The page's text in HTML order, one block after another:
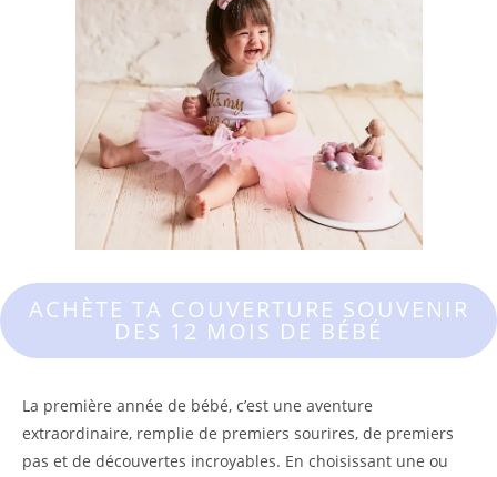
ACHÈTE TA COUVERTURE SOUVENIR
DES 12 MOIS DE BÉBÉ
La première année de bébé, c’est une aventure
extraordinaire, remplie de premiers sourires, de premiers
pas et de découvertes incroyables. En choisissant une ou